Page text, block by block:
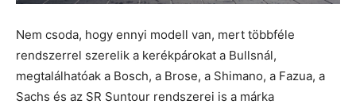
Nem csoda, hogy ennyi modell van, mert többféle
rendszerrel szerelik a kerékpárokat a Bullsnál,
megtalálhatóak a Bosch, a Brose, a Shimano, a Fazua, a
Sachs és az SR Suntour rendszerei is a márka